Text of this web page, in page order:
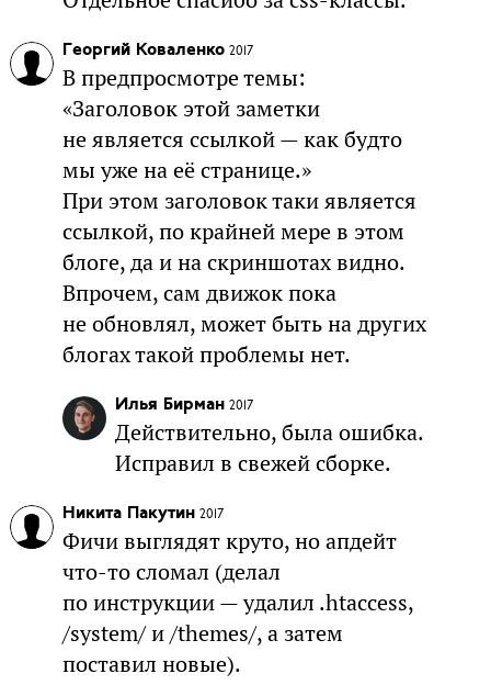
Георгий Коваленко 2017
В предпросмотре темы:
«Заголовок этой заметки
не является ссылкой — как будто
мы уже на её странице.»
При этом заголовок таки является
ссылкой, по крайней мере в этом
блоге, да и на скриншотах видно.
Впрочем, сам движок пока
не обновлял, может быть на других
блогах такой проблемы нет.
Илья Бирман 2017
Действительно, была ошибка.
Исправил в свежей сборке.
Никита Пакутин 2017
Фичи выглядят круто, но апдейт
что-то сломал (делал
по инструкции — удалил .htaccess,
/system/ и /themes/, а затем
поставил новые).